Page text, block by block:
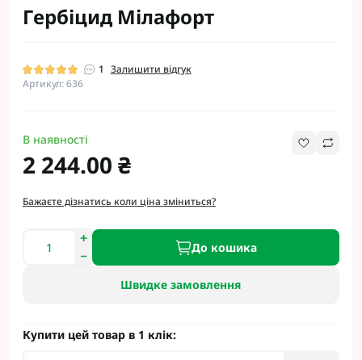
Гербіцид Мілафорт
1 Залишити відгук
Артикул: 636
В наявності
2 244.00 ₴
Бажаєте дізнатись коли ціна зміниться?
До кошика
Швидке замовлення
Купити цей товар в 1 клік: